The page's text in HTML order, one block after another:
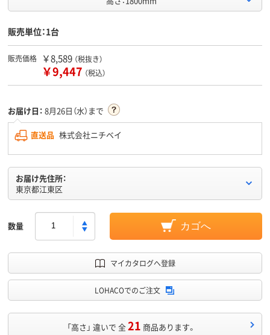
販売単位：1台
販売価格 ￥8,589 （税抜き）
￥9,447 （税込）
お届け日： 8月26日（水）まで
直送品 株式会社ニチベイ
お届け先住所：
東京都江東区
数量 カゴへ
マイカタログへ登録
LOHACOでのご注文
「高さ」 違いで 全21 商品あります。